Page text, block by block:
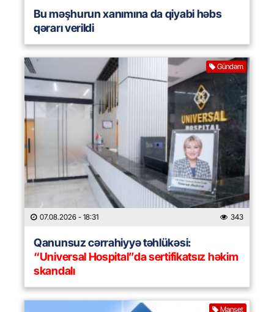
Bu məşhurun xanımına da qiyabi həbs
qərarı verildi
Gündəm
07.08.2026 - 18:31 343
Qanunsuz cərrahiyyə təhlükəsi:
“Universal Hospital”da sertifikatsız həkim
skandalı
Manşet